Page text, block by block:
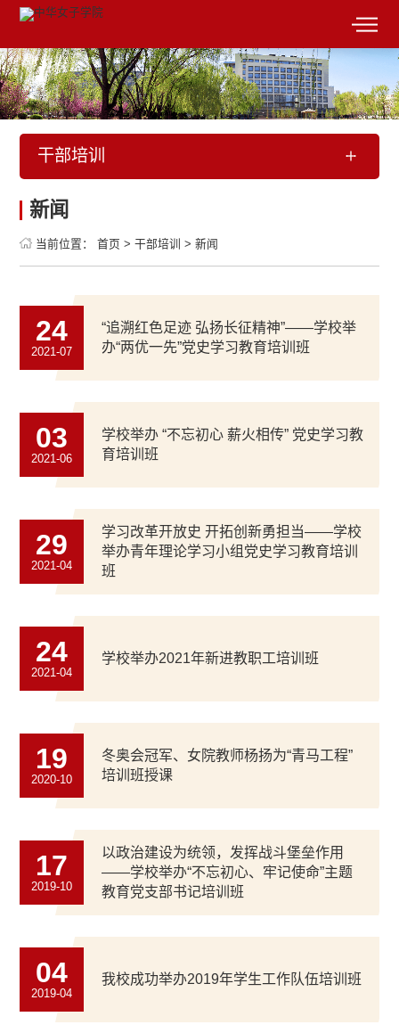
干部培训
新闻
当前位置： 首页 > 干部培训 > 新闻
24
2021-07
“追溯红色足迹 弘扬长征精神”——学校举
办“两优一先”党史学习教育培训班
03
2021-06
学校举办 “不忘初心 薪火相传” 党史学习教
育培训班
29
2021-04
学习改革开放史 开拓创新勇担当——学校
举办青年理论学习小组党史学习教育培训
班
24
2021-04
学校举办2021年新进教职工培训班
19
2020-10
冬奥会冠军、女院教师杨扬为“青马工程”
培训班授课
17
2019-10
以政治建设为统领，发挥战斗堡垒作用
——学校举办“不忘初心、牢记使命”主题
教育党支部书记培训班
04
2019-04
我校成功举办2019年学生工作队伍培训班